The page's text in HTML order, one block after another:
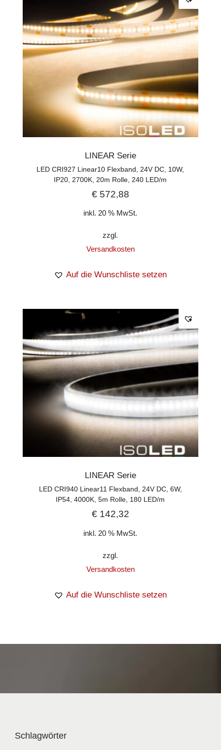
LINEAR Serie
LED CRI927 Linear10 Flexband, 24V DC, 10W,
IP20, 2700K, 20m Rolle, 240 LED/m
€572,88
inkl. 20 % MwSt.
zzgl.
Versandkosten
Auf die Wunschliste setzen
LINEAR Serie
LED CRI940 Linear11 Flexband, 24V DC, 6W,
IP54, 4000K, 5m Rolle, 180 LED/m
€142,32
inkl. 20 % MwSt.
zzgl.
Versandkosten
Auf die Wunschliste setzen
Schlagwörter